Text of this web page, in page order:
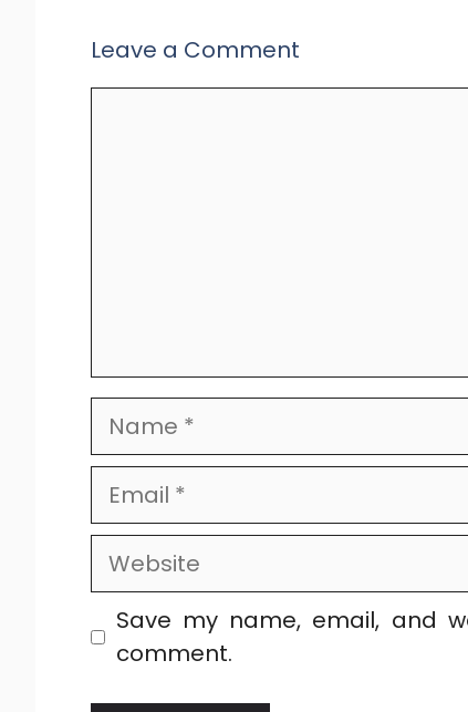
Leave a Comment
Name
Email
Website
Save my name, email, and
comment.